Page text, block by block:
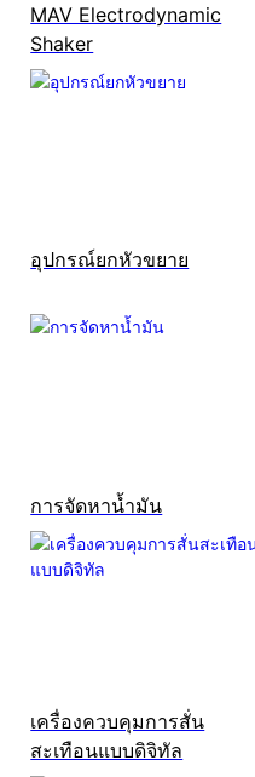
MAV Electrodynamic
Shaker
อุปกรณ์ยกหัวขยาย
การจัดหาน้ำมัน
เครื่องควบคุมการสั่น
สะเทือนแบบดิจิทัล